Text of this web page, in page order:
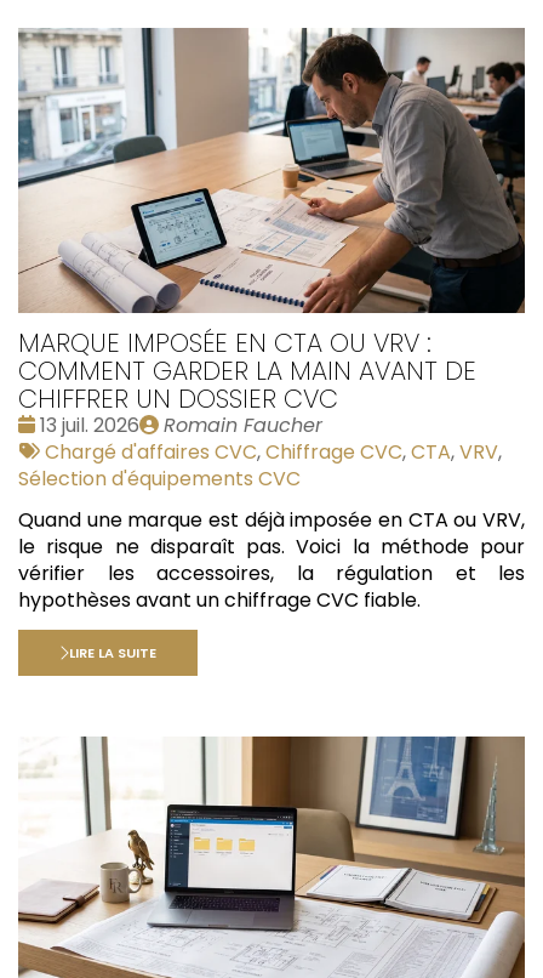
MARQUE IMPOSÉE EN CTA OU VRV :
COMMENT GARDER LA MAIN AVANT DE
CHIFFRER UN DOSSIER CVC
Date
:
13 juil. 2026
Publié
par
Romain Faucher
Tags
:
Chargé d'affaires CVC,Chiffrage CVC,CTA,VRV,
Sélection d'équipements CVC
Quand une marque est déjà imposée en CTA ou VRV,
le risque ne disparaît pas. Voici la méthode pour
vérifier les accessoires, la régulation et les
hypothèses avant un chiffrage CVC fiable.
LIRE LA SUITE